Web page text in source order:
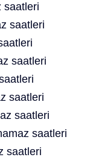
saatleri
saatleri
saatleri
saatleri
saatleri
saatleri
saatleri